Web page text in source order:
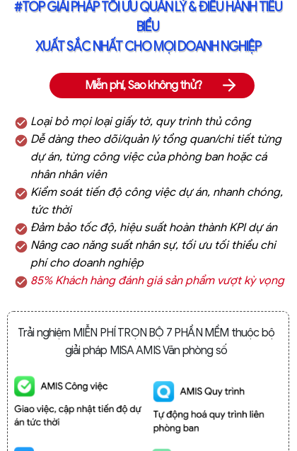
#TOP GIẢI PHÁP TỐI ƯU QUẢN LÝ & ĐIỀU HÀNH TIÊU
BIỂU
XUẤT SẮC NHẤT CHO MỌI DOANH NGHIỆP
Miễn phí, Tại sao không thử
Loại bỏ mọi loại giấy tờ, quy trình thủ công
Dễ dàng theo dõi/quản lý tổng quan/chi tiết từng
dự án, từng công việc của phòng ban hoặc cá
nhân nhân viên
Kiểm soát tiến độ công việc dự án, nhanh chóng,
tức thời
Đảm bảo tốc độ, hiệu suất hoàn thành KPI dự án
Nâng cao năng suất nhân sự, tối ưu tối thiểu chi
phí cho doanh nghiệp
85% Khách hàng đánh giá sản phẩm vượt kỳ vọng
Miễn phí, Sao không thử?
Trải nghiệm MIỄN PHÍ TRỌN BỘ 7 PHẦN MỀM thuộc bộ
giải pháp MISA AMIS Văn phòng số